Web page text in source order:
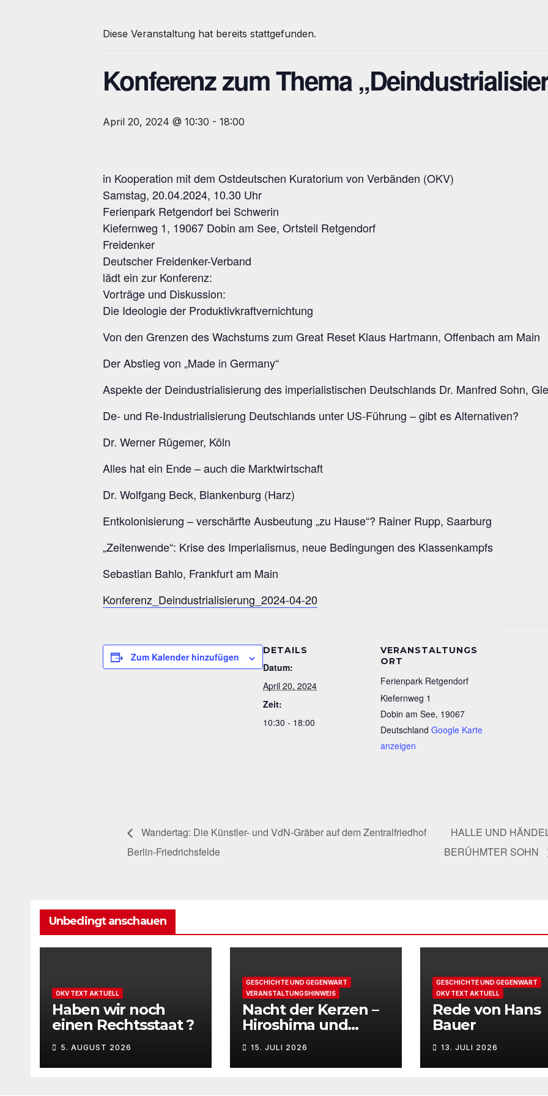
Diese Veranstaltung hat bereits stattgefunden.
Konferenz zum Thema
April 20, 2024 @ 10:30 - 18:00
in Kooperation mit dem Ostdeutschen Kuratorium von Verbänden (OKV)
Samstag, 20.04.2024, 10.30 Uhr
Ferienpark Retgendorf bei Schwerin
Kiefernweg 1, 19067 Dobin am See, Ortsteil Retgendorf
Freidenker
Deutscher Freidenker-Verband
lädt ein zur Konferenz:
Vorträge und Diskussion:
Die Ideologie der Produktivkraftvernichtung
Von den Grenzen des Wachstums zum Great Reset Klaus Hartmann, Offenbach am Main
Der Abstieg von „Made in Germany“
Aspekte der Deindustrialisierung des imperialistischen Deutschlands Dr. Manfred Sohn,
De- und Re-Industrialisierung Deutschlands unter US-Führung – gibt es Alternativen?
Dr. Werner Rügemer, Köln
Alles hat ein Ende – auch die Marktwirtschaft
Dr. Wolfgang Beck, Blankenburg (Harz)
Entkolonisierung – verschärfte Ausbeutung „zu Hause“? Rainer Rupp, Saarburg
„Zeitenwende“: Krise des Imperialismus, neue Bedingungen des Klassenkampfs
Sebastian Bahlo, Frankfurt am Main
Konferenz_Deindustrialisierung_2024-04-20
Zum Kalender hinzufügen
DETAILS
Datum:
April 20, 2024
Zeit:
10:30 - 18:00
VERANSTALTUNGS
ORT
Ferienpark Retgendorf
Kiefernweg 1
Dobin am See, 19067
Deutschland Google Karte
anzeigen
Wandertag: Die Künstler- und VdN-Gräber auf dem Zentralfriedhof
Berlin-Friedrichsfelde
HALLE UND
BERÜHMTER SOHN
Unbedingt anschauen
OKV TEXT AKTUELL
Haben wir noch
einen Rechtsstaat ?
5. AUGUST 2026
GESCHICHTE UND GEGENWART
VERANSTALTUNGSHINWEIS
Nacht der Kerzen –
Hiroshima und
Nagasaki
15. JULI 2026
GESCHICHTE UND GEGENWART
OKV TEXT AKTUELL
Rede von Hans
Bauer
13. JULI 2026